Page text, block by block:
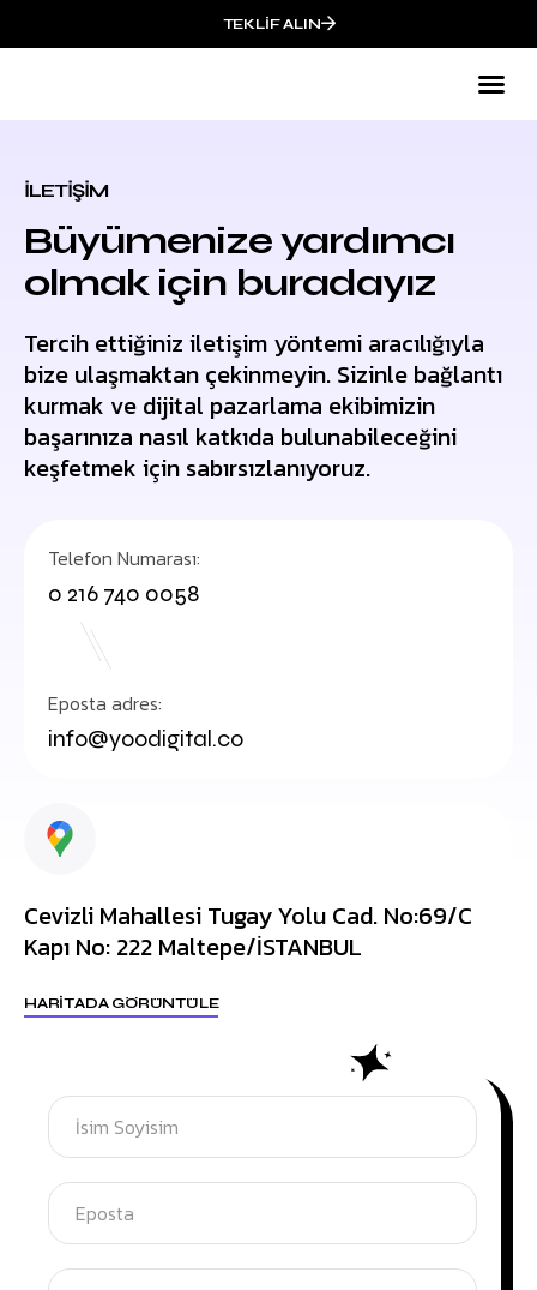
TEKLIF ALIN
İLETIŞIM
Büyümenize yardımcı
olmak için buradayız
Tercih ettiğiniz iletişim yöntemi aracılığıyla
bize ulaşmaktan çekinmeyin. Sizinle bağlantı
kurmak ve dijital pazarlama ekibimizin
başarınıza nasıl katkıda bulunabileceğini
keşfetmek için sabırsızlanıyoruz.
Telefon Numarası:
0 216 740 0058
Eposta adres:
info@yoodigital.co
Cevizli Mahallesi Tugay Yolu Cad. No:69/C
Kapı No: 222 Maltepe/İSTANBUL
HARITADA GÖRÜNTÜLE